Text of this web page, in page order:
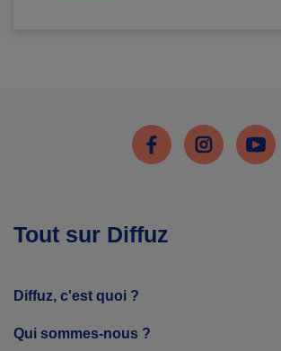
FacebookInstagramYoutube
Tout sur Diffuz
Diffuz, c'est quoi ?
Qui sommes-nous ?